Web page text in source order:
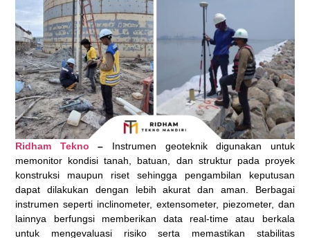
Ridham Tekno – Instrumen geoteknik digunakan untuk
memonitor kondisi tanah, batuan, dan struktur pada proyek
konstruksi maupun riset sehingga pengambilan keputusan
dapat dilakukan dengan lebih akurat dan aman. Berbagai
instrumen seperti inclinometer, extensometer, piezometer, dan
lainnya berfungsi memberikan data real-time atau berkala
untuk mengevaluasi risiko serta memastikan stabilitas